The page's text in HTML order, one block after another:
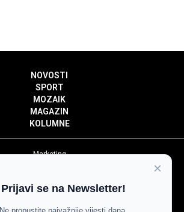
NOVOSTI
SPORT
MOZAIK
MAGAZIN
KOLUMNE
Marketing
Impressum
×
Prijavi se na Newsletter!